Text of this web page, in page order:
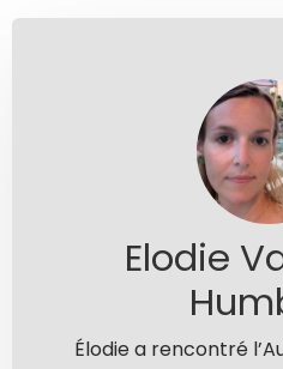
Elodie
Élodie a rencontré